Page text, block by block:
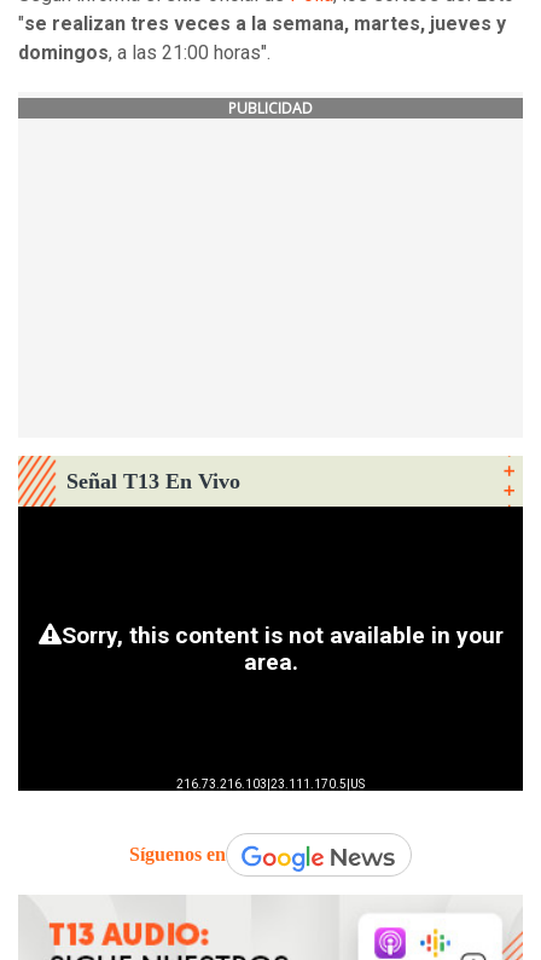
"se realizan tres veces a la semana, martes, jueves y
domingos, a las 21:00 horas".
PUBLICIDAD
Señal T13 En Vivo
Síguenos en